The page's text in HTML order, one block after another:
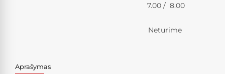
7.00 / 8.00
Neturime
Aprašymas